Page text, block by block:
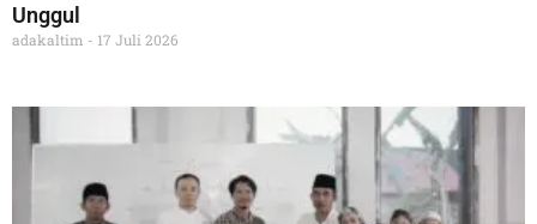
Unggul
adakaltim 17 Juli 2026